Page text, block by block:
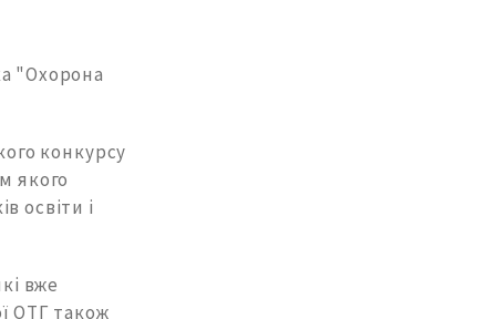
"Охорона
конкурсу
якого
освіти і
вже
ОТГ також